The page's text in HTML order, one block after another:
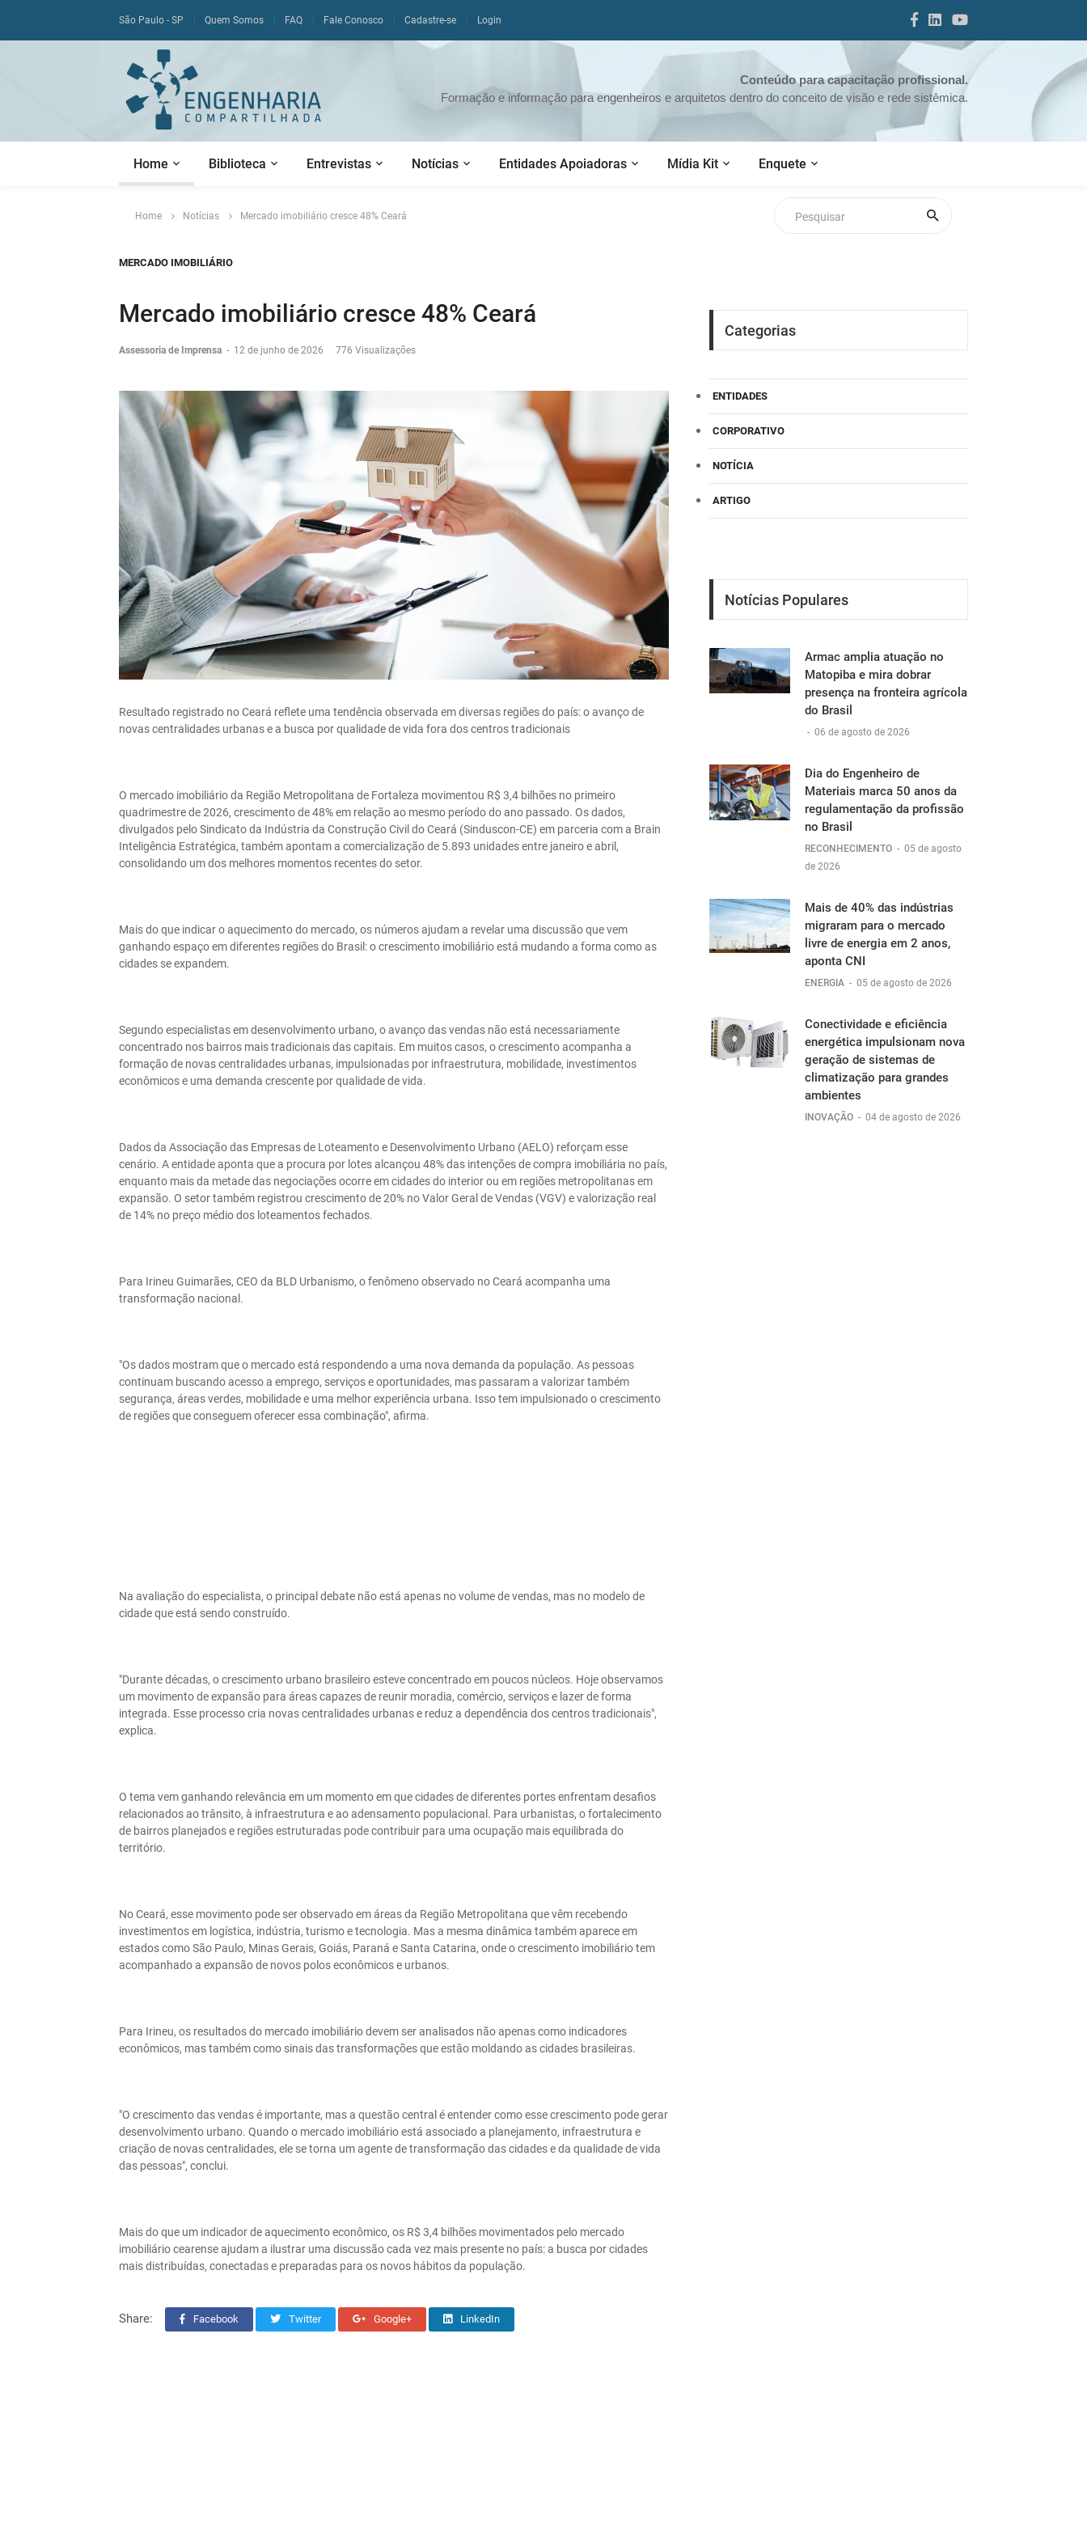
São Paulo - SP Quem Somos FAQ Fale Conosco Cadastre-se Login
Conteúdo para capacitação profissional.
Formação e informação para engenheiros e arquitetos dentro do conceito de visão e rede sistêmica.
Home Biblioteca Entrevistas Notícias Entidades Apoiadoras Mídia Kit Enquete
Home Notícias Mercado imobiliário cresce 48% Ceará
MERCADO IMOBILIÁRIO
Mercado imobiliário cresce 48% Ceará
Assessoria de Imprensa - 12 de junho de 2026 776 Visualizações
Resultado registrado no Ceará reflete uma tendência observada em diversas regiões do país: o avanço de
novas centralidades urbanas e a busca por qualidade de vida fora dos centros tradicionais
O mercado imobiliário da Região Metropolitana de Fortaleza movimentou R$ 3,4 bilhões no primeiro
quadrimestre de 2026, crescimento de 48% em relação ao mesmo período do ano passado. Os dados,
divulgados pelo Sindicato da Indústria da Construção Civil do Ceará (Sinduscon-CE) em parceria com a Brain
Inteligência Estratégica, também apontam a comercialização de 5.893 unidades entre janeiro e abril,
consolidando um dos melhores momentos recentes do setor.
Mais do que indicar o aquecimento do mercado, os números ajudam a revelar uma discussão que vem
ganhando espaço em diferentes regiões do Brasil: o crescimento imobiliário está mudando a forma como as
cidades se expandem.
Segundo especialistas em desenvolvimento urbano, o avanço das vendas não está necessariamente
concentrado nos bairros mais tradicionais das capitais. Em muitos casos, o crescimento acompanha a
formação de novas centralidades urbanas, impulsionadas por infraestrutura, mobilidade, investimentos
econômicos e uma demanda crescente por qualidade de vida.
Dados da Associação das Empresas de Loteamento e Desenvolvimento Urbano (AELO) reforçam esse
cenário. A entidade aponta que a procura por lotes alcançou 48% das intenções de compra imobiliária no país,
enquanto mais da metade das negociações ocorre em cidades do interior ou em regiões metropolitanas em
expansão. O setor também registrou crescimento de 20% no Valor Geral de Vendas (VGV) e valorização real
de 14% no preço médio dos loteamentos fechados.
Para Irineu Guimarães, CEO da BLD Urbanismo, o fenômeno observado no Ceará acompanha uma
transformação nacional.
"Os dados mostram que o mercado está respondendo a uma nova demanda da população. As pessoas
continuam buscando acesso a emprego, serviços e oportunidades, mas passaram a valorizar também
segurança, áreas verdes, mobilidade e uma melhor experiência urbana. Isso tem impulsionado o crescimento
de regiões que conseguem oferecer essa combinação", afirma.
Na avaliação do especialista, o principal debate não está apenas no volume de vendas, mas no modelo de
cidade que está sendo construído.
"Durante décadas, o crescimento urbano brasileiro esteve concentrado em poucos núcleos. Hoje observamos
um movimento de expansão para áreas capazes de reunir moradia, comércio, serviços e lazer de forma
integrada. Esse processo cria novas centralidades urbanas e reduz a dependência dos centros tradicionais",
explica.
O tema vem ganhando relevância em um momento em que cidades de diferentes portes enfrentam desafios
relacionados ao trânsito, à infraestrutura e ao adensamento populacional. Para urbanistas, o fortalecimento
de bairros planejados e regiões estruturadas pode contribuir para uma ocupação mais equilibrada do
território.
No Ceará, esse movimento pode ser observado em áreas da Região Metropolitana que vêm recebendo
investimentos em logística, indústria, turismo e tecnologia. Mas a mesma dinâmica também aparece em
estados como São Paulo, Minas Gerais, Goiás, Paraná e Santa Catarina, onde o crescimento imobiliário tem
acompanhado a expansão de novos polos econômicos e urbanos.
Para Irineu, os resultados do mercado imobiliário devem ser analisados não apenas como indicadores
econômicos, mas também como sinais das transformações que estão moldando as cidades brasileiras.
"O crescimento das vendas é importante, mas a questão central é entender como esse crescimento pode gerar
desenvolvimento urbano. Quando o mercado imobiliário está associado a planejamento, infraestrutura e
criação de novas centralidades, ele se torna um agente de transformação das cidades e da qualidade de vida
das pessoas", conclui.
Mais do que um indicador de aquecimento econômico, os R$ 3,4 bilhões movimentados pelo mercado
imobiliário cearense ajudam a ilustrar uma discussão cada vez mais presente no país: a busca por cidades
mais distribuídas, conectadas e preparadas para os novos hábitos da população.
Share: Facebook Twitter Google+ LinkedIn
Categorias
ENTIDADES
CORPORATIVO
NOTÍCIA
ARTIGO
Notícias Populares
Armac amplia atuação no
Matopiba e mira dobrar
presença na fronteira agrícola
do Brasil
- 06 de agosto de 2026
Dia do Engenheiro de
Materiais marca 50 anos da
regulamentação da profissão
no Brasil
RECONHECIMENTO - 05 de agosto
de 2026
Mais de 40% das indústrias
migraram para o mercado
livre de energia em 2 anos,
aponta CNI
ENERGIA - 05 de agosto de 2026
Conectividade e eficiência
energética impulsionam nova
geração de sistemas de
climatização para grandes
ambientes
INOVAÇÃO - 04 de agosto de 2026